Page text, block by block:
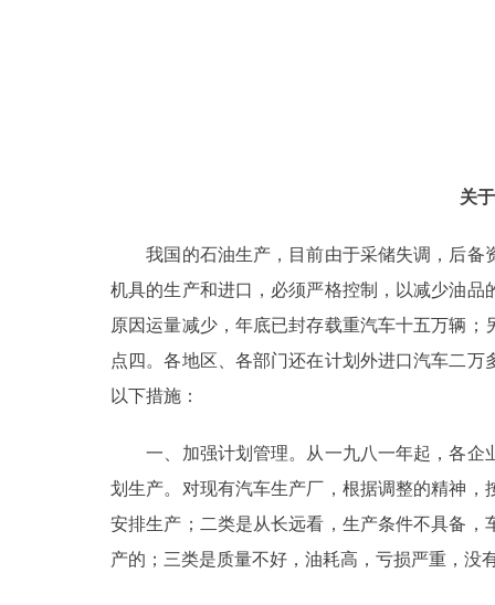
关
我国的石油生产，目前由于采储失调，后备
机具的生产和进口，必须严格控制，以减少油
原因运量减少，年底已封存载重汽车十五万辆
点四。各地区、各部门还在计划外进口汽车二
以下措施：
一、加强计划管理。从一九八一年起，各企
划生产。对现有汽车生产厂，根据调整的精神
安排生产；二类是从长远看，生产条件不具备
产的；三类是质量不好，油耗高，亏损严重，没